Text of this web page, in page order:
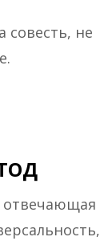
совесть, не
отвечающая